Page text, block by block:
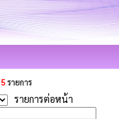
5รายการ
รายการต่อหน้า